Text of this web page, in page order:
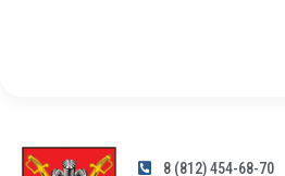
8 (812) 454-68-70